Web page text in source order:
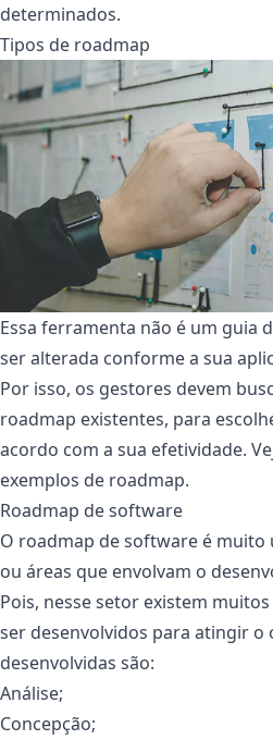
determinados.
Tipos de roadmap
Essa ferramenta não é um guia
ser alterada conforme a sua
Por isso, os gestores devem
roadmap existentes, para
acordo com a sua efetividade.
exemplos de roadmap.
Roadmap de software
O roadmap de software é muito
ou áreas que envolvam o
Pois, nesse setor existem
ser desenvolvidos para atingir o
desenvolvidas são:
Análise;
Concepção;